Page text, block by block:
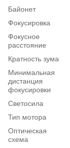
Байонет
Фокусировка
Фокусное
расстояние
Кратность зума
Минимальная
дистанция
фокусировки
Светосила
Тип мотора
Оптическая
схема